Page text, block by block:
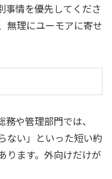
事情を優先してくださ
無理にユーモアに寄せ
や管理部門では、
ない」といった短い約
ります。外向けだけが